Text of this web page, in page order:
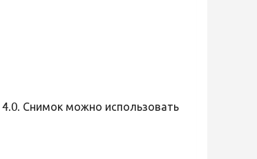
Снимок можно использовать